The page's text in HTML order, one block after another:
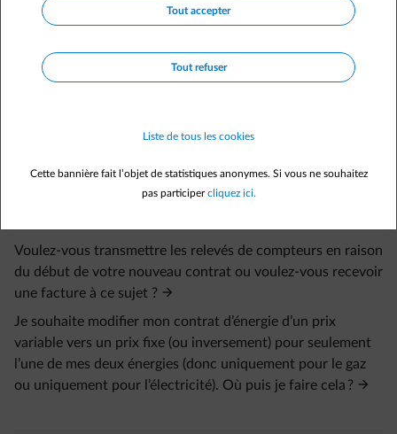
faire cela ?
Je suis déjà client pour l'électricité et veux aussi devenir
Quelle différence entre un prix fixe et un prix variable ?
D'où provient l'énergie verte d'ENGIE ?
Puis-je souscrire en ligne un contrat séparé pour ma
Voulez-vous transmettre les relevés de compteurs en raison
du début de votre nouveau contrat ou voulez-vous recevoir
une facture à ce sujet ?
Je souhaite modifier mon contrat d’énergie d’un prix
variable vers un prix fixe (ou inversement) pour seulement
l’une de mes deux énergies (donc uniquement pour le gaz
ou uniquement pour l’électricité). Où puis je faire cela ?
Tout accepter
Tout refuser
Liste de tous les cookies
Cette bannière fait l’objet de statistiques anonymes. Si vous ne souhaitez
pas participercliquez ici.